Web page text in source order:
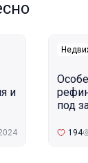
и
под
194